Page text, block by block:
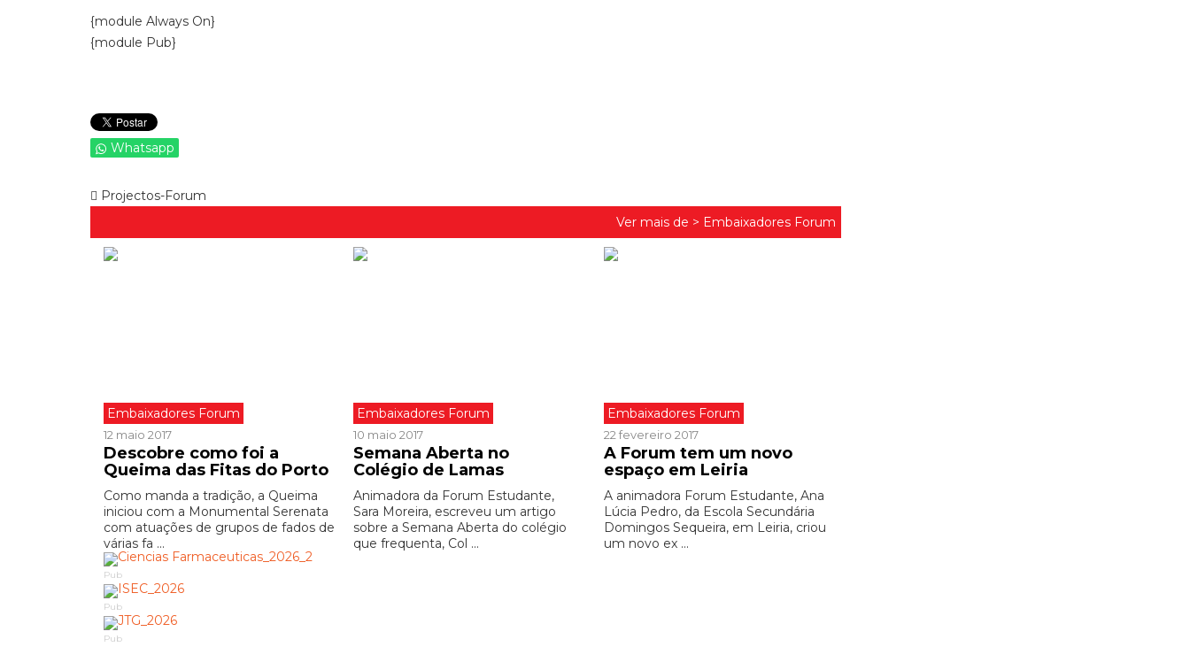
{module Always On}
{module Pub}
Whatsapp
Projectos-Forum
Ver mais de > Embaixadores Forum
Embaixadores Forum
12 maio 2017
Descobre como foi a
Queima das Fitas do Porto
Como manda a tradição, a Queima
iniciou com a Monumental Serenata
com atuações de grupos de fados de
várias fa ...
Embaixadores Forum
10 maio 2017
Semana Aberta no
Colégio de Lamas
Animadora da Forum Estudante,
Sara Moreira, escreveu um artigo
sobre a Semana Aberta do colégio
que frequenta, Col ...
Embaixadores Forum
22 fevereiro 2017
A Forum tem um novo
espaço em Leiria
A animadora Forum Estudante, Ana
Lúcia Pedro, da Escola Secundária
Domingos Sequeira, em Leiria, criou
um novo ex ...
Pub
Pub
Pub